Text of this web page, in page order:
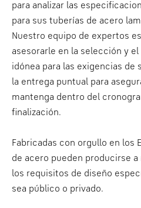
para analizar las
para sus tuberías de acero
Nuestro equipo de expertos
asesorarle en la selección y
idónea para las exigencias de
la entrega puntual para
mantenga dentro del
finalización.
Fabricadas con orgullo en los
de acero pueden producirse
los requisitos de diseño
sea público o privado.